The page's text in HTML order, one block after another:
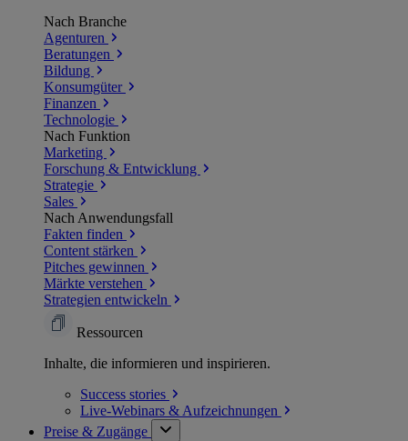
Nach Branche
Agenturen
Beratungen
Bildung
Konsumgüter
Finanzen
Technologie
Nach Funktion
Marketing
Forschung & Entwicklung
Strategie
Sales
Nach Anwendungsfall
Fakten finden
Content stärken
Pitches gewinnen
Märkte verstehen
Strategien entwickeln
Ressourcen
Inhalte, die informieren und inspirieren.
Success stories
Live-Webinars & Aufzeichnungen
Preise & Zugänge